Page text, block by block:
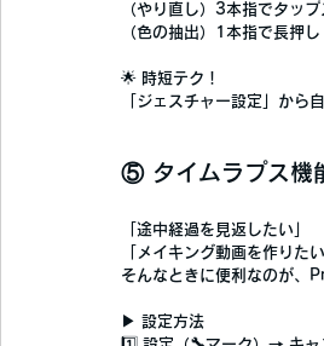
（やり直し） 3本指でタップ
（色の抽出）
1本指で長押し
🌟 時短テク！
「ジェスチャー設定」から
⑤ タイムラプス機
「途中経過を見返したい」
「メイキング動画を作りたい
そんなときに便利なのが、
▶ 設定方法